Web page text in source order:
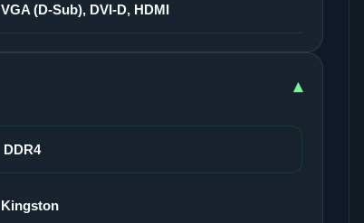
VGA (D-Sub), DVI-D, HDMI
▾
DDR4
Kingston